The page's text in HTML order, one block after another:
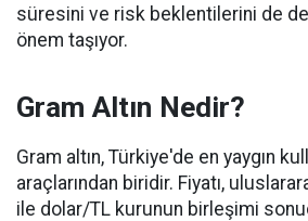
süresini ve risk beklentilerini de
önem taşıyor.
Gram Altın Nedir?
Gram altın, Türkiye'de en yaygın
araçlarından biridir. Fiyatı,
ile dolar/TL kurunun birleşimi